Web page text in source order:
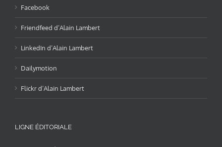
Facebook
Friendfeed d’Alain Lambert
LinkedIn d’Alain Lambert
Dailymotion
Flickr d’Alain Lambert
LIGNE ÉDITORIALE